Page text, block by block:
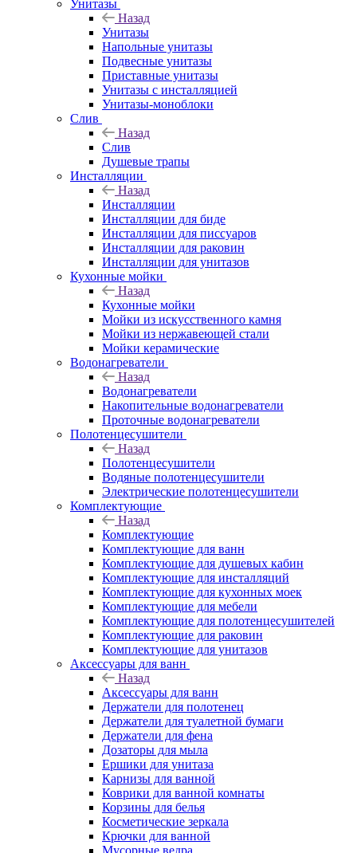
Унитазы
Назад
Унитазы
Напольные унитазы
Подвесные унитазы
Приставные унитазы
Унитазы с инсталляцией
Унитазы-моноблоки
Слив
Назад
Слив
Душевые трапы
Инсталляции
Назад
Инсталляции
Инсталляции для биде
Инсталляции для писсуаров
Инсталляции для раковин
Инсталляции для унитазов
Кухонные мойки
Назад
Кухонные мойки
Мойки из искусственного камня
Мойки из нержавеющей стали
Мойки керамические
Водонагреватели
Назад
Водонагреватели
Накопительные водонагреватели
Проточные водонагреватели
Полотенцесушители
Назад
Полотенцесушители
Водяные полотенцесушители
Электрические полотенцесушители
Комплектующие
Назад
Комплектующие
Комплектующие для ванн
Комплектующие для душевых кабин
Комплектующие для инсталляций
Комплектующие для кухонных моек
Комплектующие для мебели
Комплектующие для полотенцесушителей
Комплектующие для раковин
Комплектующие для унитазов
Аксессуары для ванн
Назад
Аксессуары для ванн
Держатели для полотенец
Держатели для туалетной бумаги
Держатели для фена
Дозаторы для мыла
Ершики для унитаза
Карнизы для ванной
Коврики для ванной комнаты
Корзины для белья
Косметические зеркала
Крючки для ванной
Мусорные ведра